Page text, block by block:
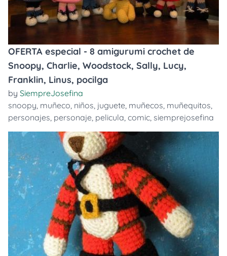
OFERTA especial - 8 amigurumi crochet de
Snoopy, Charlie, Woodstock, Sally, Lucy,
Franklin, Linus, pocilga
by SiempreJosefina
snoopy, muñeco, niños, juguete, muñecos, muñequitos,
personajes, personaje, pelicula, comic, siemprejosefina